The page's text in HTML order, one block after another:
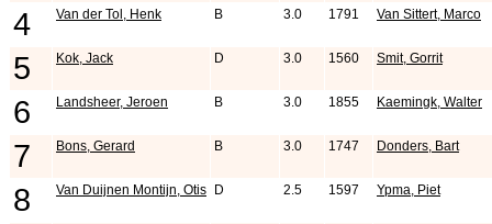
4 Van der Tol, Henk B 3.0 1791 Van Sittert, Marco
5 Kok, Jack D 3.0 1560 Smit, Gorrit
6 Landsheer, Jeroen B 3.0 1855 Kaemingk, Walter
7 Bons, Gerard B 3.0 1747 Donders, Bart
8 Van Duijnen Montijn, Otis D 2.5 1597 Ypma, Piet